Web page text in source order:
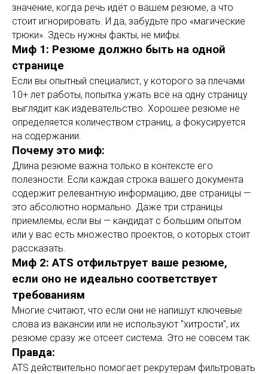
значение, когда речь идёт о вашем резюме, а что
стоит игнорировать. И да, забудьте про «магические
трюки». Здесь нужны факты, не мифы.
Миф 1: Резюме должно быть на одной
странице
Если вы опытный специалист, у которого за плечами
10+ лет работы, попытка ужать всё на одну страницу
выглядит как издевательство. Хорошее резюме не
определяется количеством страниц, а фокусируется
на содержании.
Почему это миф:
Длина резюме важна только в контексте его
полезности. Если каждая строка вашего документа
содержит релевантную информацию, две страницы —
это абсолютно нормально. Даже три страницы
приемлемы, если вы — кандидат с большим опытом
или у вас есть множество проектов, о которых стоит
рассказать.
Миф 2: ATS отфильтрует ваше резюме,
если оно не идеально соответствует
требованиям
Многие считают, что если они не напишут ключевые
слова из вакансии или не используют "хитрости", их
резюме сразу же отсеет система. Это не совсем так.
Правда:
ATS действительно помогает рекрутерам фильтровать